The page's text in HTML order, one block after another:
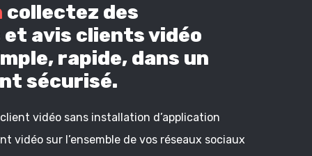
collectez des
et avis clients vidéo
rapide, dans un
sécurisé.
vidéo sans installation d’application
vidéo sur l’ensemble de vos réseaux sociaux